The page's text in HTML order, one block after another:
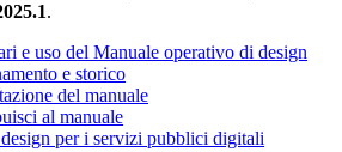
.
e uso del Manuale operativo di design
e storico
del manuale
al manuale
per i servizi pubblici digitali